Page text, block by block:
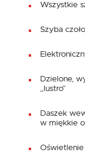
Wszystkie
Szyba
Dzielone,
„lustro”
Daszek
w miękkie